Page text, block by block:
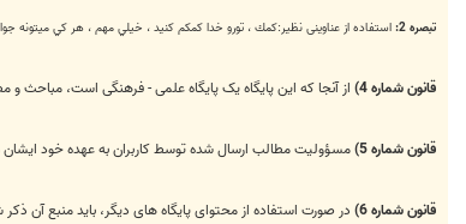
تبصره 2: استفاده از عناوینی نظیر:كمك ، تورو خدا كمكم كنيد ، خيلي مهم ، هر كي ميتونه
قانون شماره 4) از آنجا که این پایگاه یک پایگاه علمی - فرهنگی است، مباحث و
قانون شماره 5) مسؤولیت مطالب ارسال شده توسط کاربران به عهده خود
قانون شماره 6) در صورت استفاده از محتوای پایگاه های دیگر، باید منبع